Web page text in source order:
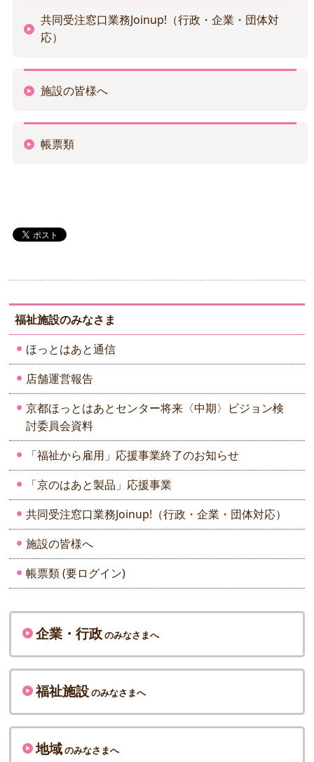
共同受注窓口業務Joinup!（行政・企業・団体対
応）
施設の皆様へ
帳票類
福祉施設のみなさま
ほっとはあと通信
店舗運営報告
京都ほっとはあとセンター将来〈中期〉ビジョン検
討委員会資料
「福祉から雇用」応援事業終了のお知らせ
「京のはあと製品」応援事業
共同受注窓口業務Joinup!（行政・企業・団体対応）
施設の皆様へ
帳票類 (要ログイン)
企業・行政のみなさまへ
福祉施設のみなさまへ
地域のみなさまへ